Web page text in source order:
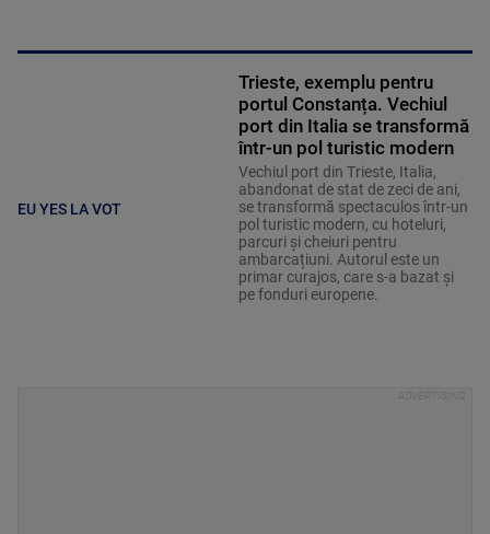
EU YES LA VOT
Trieste, exemplu pentru
portul Constanța. Vechiul
port din Italia se transformă
într-un pol turistic modern
Vechiul port din Trieste, Italia,
abandonat de stat de zeci de ani,
se transformă spectaculos într-un
pol turistic modern, cu hoteluri,
parcuri și cheiuri pentru
ambarcațiuni. Autorul este un
primar curajos, care s-a bazat și
pe fonduri europene.